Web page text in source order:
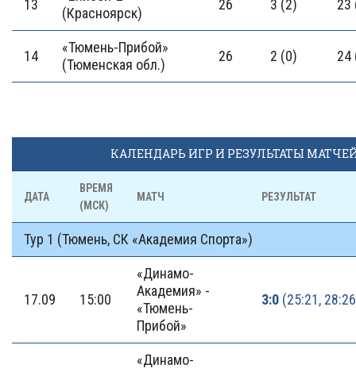
13
(Красноярск)
26 3 (2) 23
14
«Тюмень-Прибой»
(Тюменская обл.)
26 2 (0) 24
КАЛЕНДАРЬ ИГР И РЕЗУЛЬТАТЫ
ДАТА
ВРЕМЯ
(МСК)
МАТЧ РЕЗУЛЬТАТ
Тур 1 (Тюмень, СК «Академия Спорта»)
17.09 15:00
«Динамо-
Академия» -
«Тюмень-
Прибой»
3:0 (25:21,
«Динамо-